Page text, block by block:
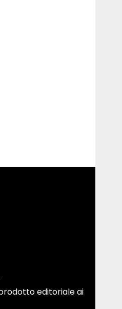
editoriale ai